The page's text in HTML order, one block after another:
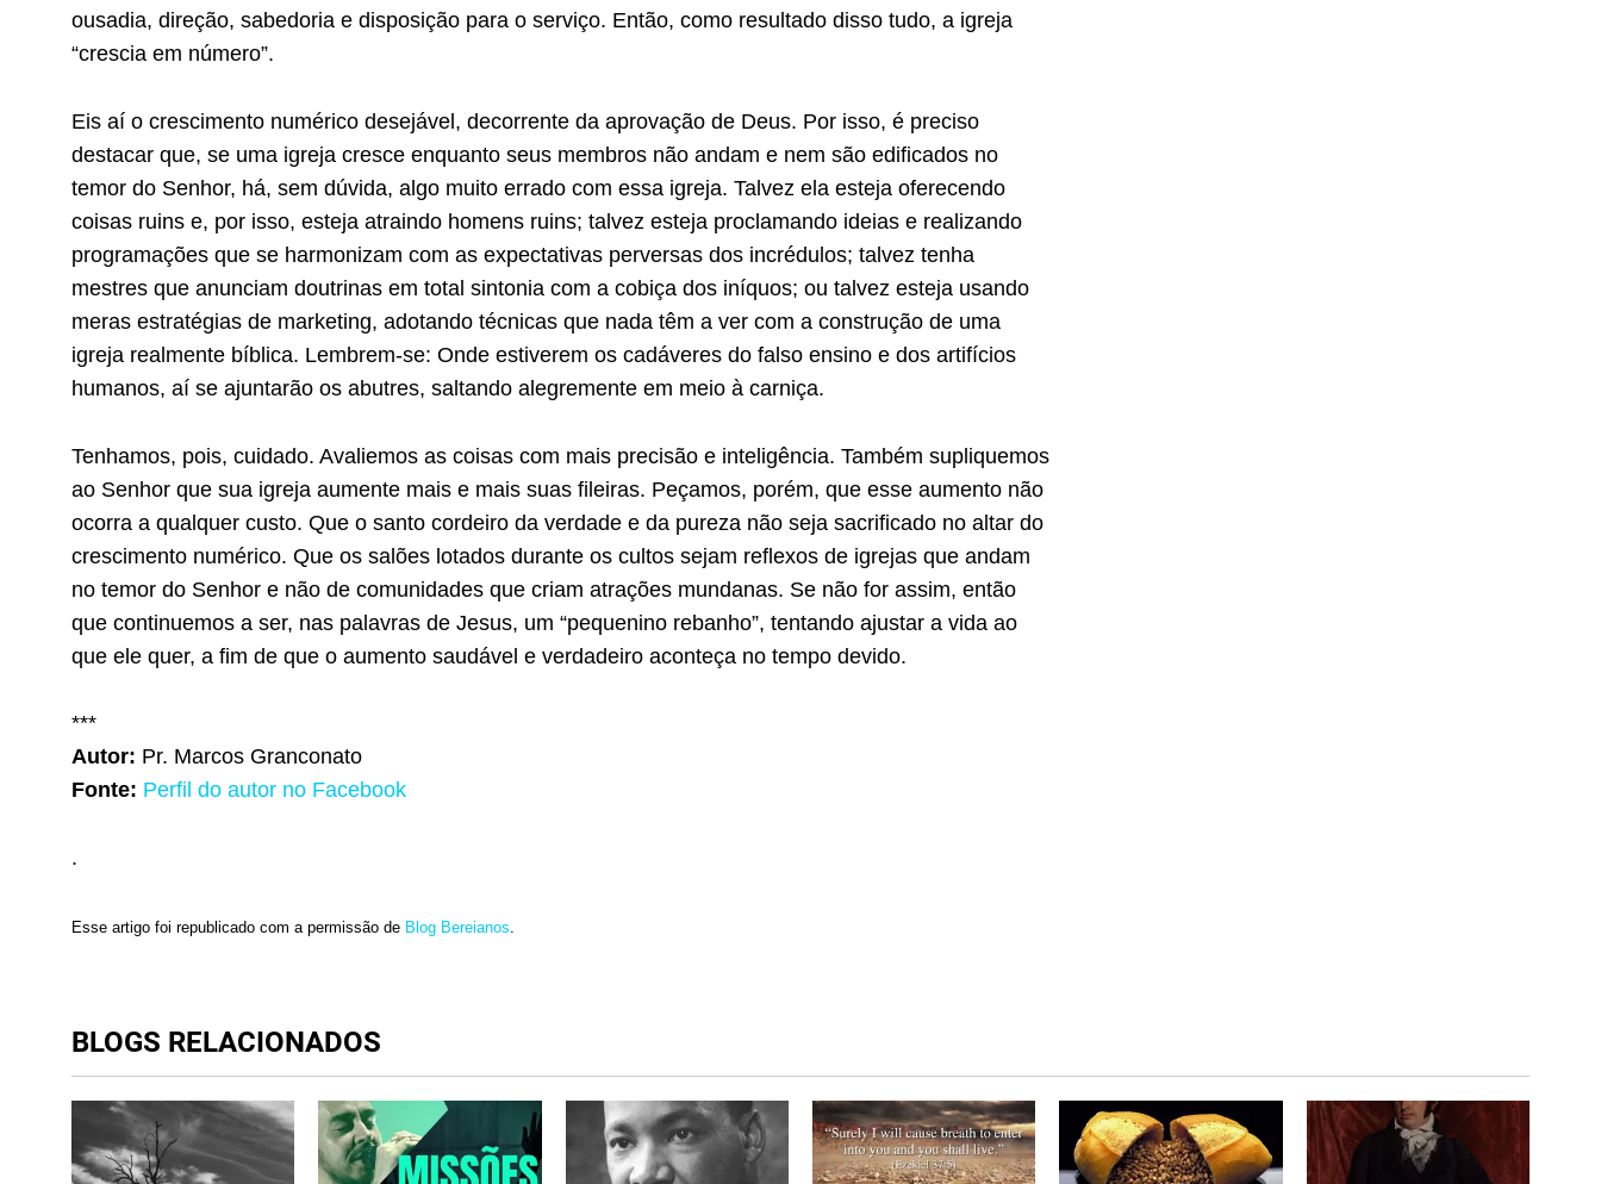
ousadia, direção, sabedoria e disposição para o serviço. Então, como resultado disso tudo, a igreja
“crescia em número”.
Eis aí o crescimento numérico desejável, decorrente da aprovação de Deus. Por isso, é preciso
destacar que, se uma igreja cresce enquanto seus membros não andam e nem são edificados no
temor do Senhor, há, sem dúvida, algo muito errado com essa igreja. Talvez ela esteja oferecendo
coisas ruins e, por isso, esteja atraindo homens ruins; talvez esteja proclamando ideias e realizando
programações que se harmonizam com as expectativas perversas dos incrédulos; talvez tenha
mestres que anunciam doutrinas em total sintonia com a cobiça dos iníquos; ou talvez esteja usando
meras estratégias de marketing, adotando técnicas que nada têm a ver com a construção de uma
igreja realmente bíblica. Lembrem-se: Onde estiverem os cadáveres do falso ensino e dos artifícios
humanos, aí se ajuntarão os abutres, saltando alegremente em meio à carniça.
Tenhamos, pois, cuidado. Avaliemos as coisas com mais precisão e inteligência. Também supliquemos
ao Senhor que sua igreja aumente mais e mais suas fileiras. Peçamos, porém, que esse aumento não
ocorra a qualquer custo. Que o santo cordeiro da verdade e da pureza não seja sacrificado no altar do
crescimento numérico. Que os salões lotados durante os cultos sejam reflexos de igrejas que andam
no temor do Senhor e não de comunidades que criam atrações mundanas. Se não for assim, então
que continuemos a ser, nas palavras de Jesus, um “pequenino rebanho”, tentando ajustar a vida ao
que ele quer, a fim de que o aumento saudável e verdadeiro aconteça no tempo devido.
***
Autor: Pr. Marcos Granconato
Fonte: Perfil do autor no Facebook
.
Esse artigo foi republicado com a permissão de Blog Bereianos
BLOGS RELACIONADOS